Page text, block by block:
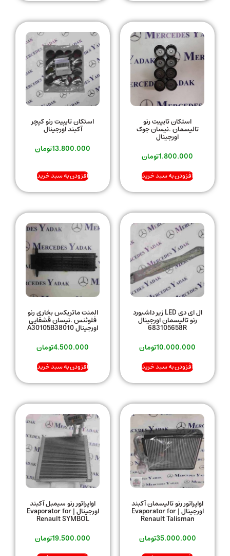
استکان تایپیت رنو
تالیسمان .نیسان جوک
اورجینال
1.800.000تومان
افزودن به سبد خرید
استکان تایپیت رنو کپچر
آکبند اورجینال
13.800.000تومان
افزودن به سبد خرید
ال ای دی LED زیر داشبورد
رنو تالیسمان اورجینال
683105658R
10.000.000تومان
افزودن به سبد خرید
المنت ماتریکس بخاری رنو
فلوئنس .نیسان قشقایی
اورجینال A30105B38010
4.500.000تومان
افزودن به سبد خرید
اواپراتور رنو تالیسمان آکبند
اورجینال | Evaporator for
Renault Talisman
35.000.000تومان
اواپراتور رنو سیمبل آکبند
اورجینال | Evaporator for
Renault SYMBOL
19.500.000تومان